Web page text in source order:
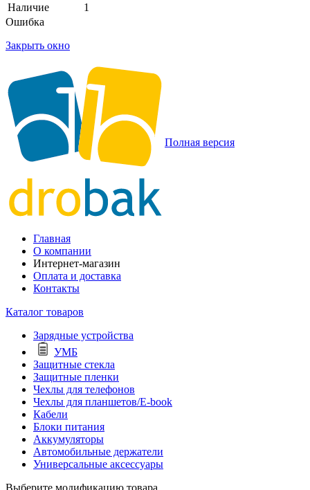
Наличие
1
Ошибка
Закрыть окно
Полная версия
Главная
О компании
Интернет-магазин
Оплата и доставка
Контакты
Каталог товаров
Зарядные устройства
УМБ
Защитные стекла
Защитные пленки
Чехлы для телефонов
Чехлы для планшетов/E-book
Кабели
Блоки питания
Аккумуляторы
Автомобильные держатели
Универсальные аксессуары
Выберите модификацию товара